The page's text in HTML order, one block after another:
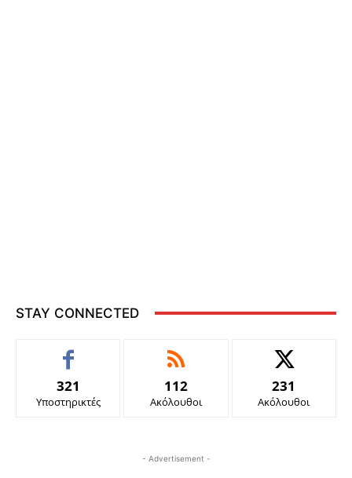
STAY CONNECTED
321
Υποστηρικτές
112
Ακόλουθοι
231
Ακόλουθοι
- Advertisement -